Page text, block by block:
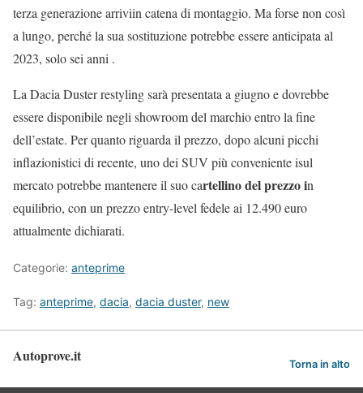
terza generazione arriviin catena di montaggio. Ma forse non così
a lungo, perché la sua sostituzione potrebbe essere anticipata al
2023, solo sei anni .
La Dacia Duster restyling sarà presentata a giugno e dovrebbe
essere disponibile negli showroom del marchio entro la fine
dell’estate. Per quanto riguarda il prezzo, dopo alcuni picchi
inflazionistici di recente, uno dei SUV più conveniente isul
mercato potrebbe mantenere il suo cartellino del prezzo in
equilibrio, con un prezzo entry-level fedele ai 12.490 euro
attualmente dichiarati.
Categorie: anteprime
Tag: anteprime, dacia, dacia duster, new
Autoprove.it Torna in alto